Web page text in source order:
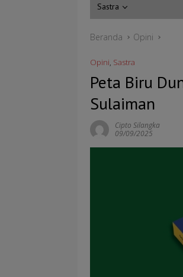
Sastra
Beranda Opini
Opini, Sastra
Peta Biru
Sulaiman
Cipto Silangka
09/09/2025